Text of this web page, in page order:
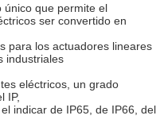
único que permite el
ser convertido en
para los actuadores lineares
industriales
eléctricos, un grado
IP,
indicar de IP65, de IP66, del